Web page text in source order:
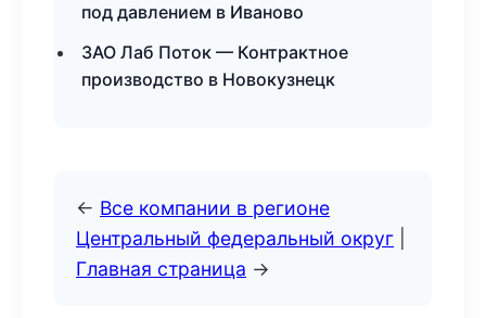
под давлением в Иваново
ЗАО Лаб Поток — Контрактное
производство в Новокузнецк
← Все компании в регионе
Центральный федеральный округ
Главная страница →